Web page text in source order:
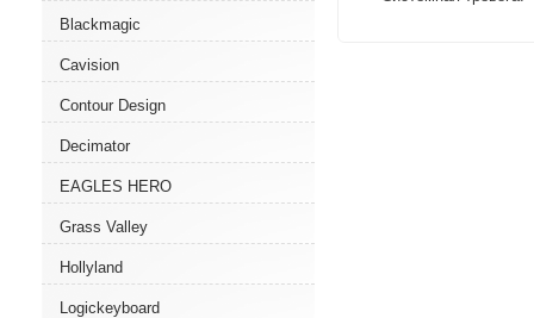
Blackmagic
Cavision
Contour Design
Decimator
EAGLES HERO
Grass Valley
Hollyland
Logickeyboard